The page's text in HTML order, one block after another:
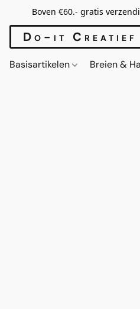
Boven €60.- gratis
Do-it Creatief
Basisartikelen Breien &